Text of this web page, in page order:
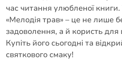
час читання улюбленої
«Мелодія трав» – це не лише
задоволення, а й користь для
Купіть його сьогодні та
святкового смаку!